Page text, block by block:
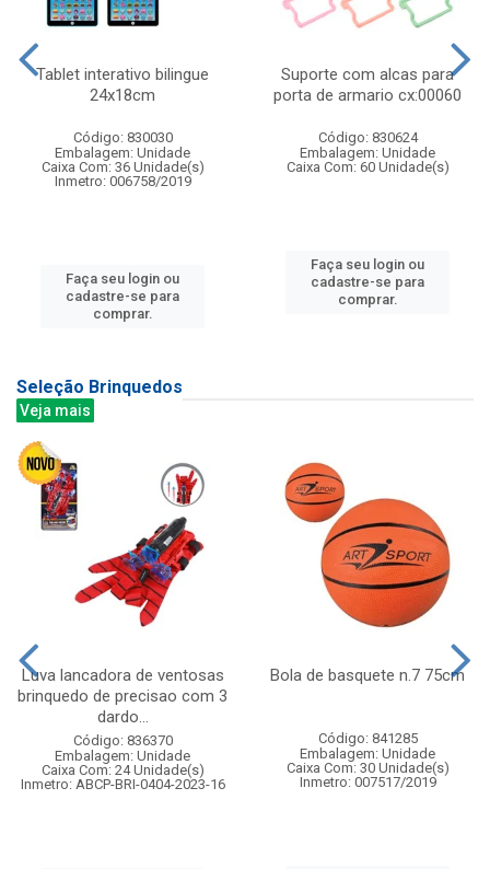
Tablet interativo bilingue
24x18cm
Código: 830030
Embalagem: Unidade
Caixa Com: 36 Unidade(s)
Inmetro: 006758/2019
Faça seu login ou
cadastre-se para
comprar.
Suporte com alcas para
porta de armario cx:00060
Código: 830624
Embalagem: Unidade
Caixa Com: 60 Unidade(s)
Faça seu login ou
cadastre-se para
comprar.
Seleção Brinquedos
Veja mais
Luva lancadora de ventosas
brinquedo de precisao com 3
dardo...
Código: 836370
Embalagem: Unidade
Caixa Com: 24 Unidade(s)
Inmetro: ABCP-BRI-0404-2023-16
Bola de basquete n.7 75cm
Código: 841285
Embalagem: Unidade
Caixa Com: 30 Unidade(s)
Inmetro: 007517/2019